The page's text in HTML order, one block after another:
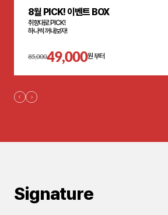
8월 PICK! 이벤트 BOX
취향대로 PICK!
하나씩 꺼내보자!
85,00049,000원 부터
Signature